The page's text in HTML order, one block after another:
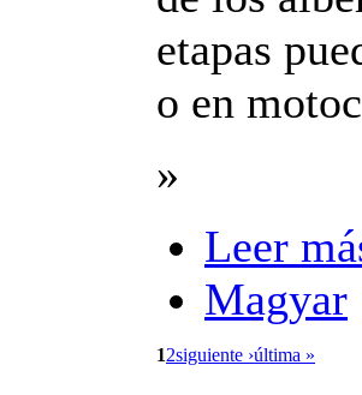
etapas
o en
»
Leer
Magyar
12siguiente ›última »